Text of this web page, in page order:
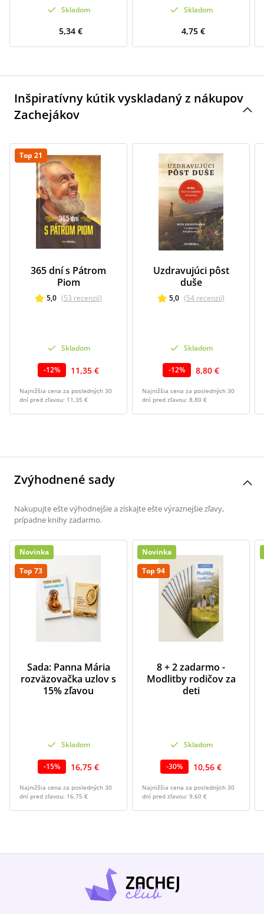
Skladom
5,34 €
Skladom
4,75 €
Inšpiratívny kútik vyskladaný z nákupov
Zachejákov
Top 21
365 dní s Pátrom
Piom
5,0 (53 recenzií)
Skladom
-12% 11,35 €
Najnižšia cena za posledných 30
dní pred zľavou: 11,35 €
Uzdravujúci pôst
duše
5,0 (54 recenzií)
Skladom
-12% 8,80 €
Najnižšia cena za posledných 30
dní pred zľavou: 8,80 €
Zvýhodnené sady
Nakupujte ešte výhodnejšie a získajte ešte výraznejšie zľavy,
prípadne knihy zadarmo.
Novinka
Top 73
Sada: Panna Mária
rozväzovačka uzlov s
15% zľavou
Skladom
-15% 16,75 €
Najnižšia cena za posledných 30
dní pred zľavou: 16,75 €
Novinka
Top 94
8 + 2 zadarmo -
Modlitby rodičov za
deti
Skladom
-30% 10,56 €
Najnižšia cena za posledných 30
dní pred zľavou: 9,60 €